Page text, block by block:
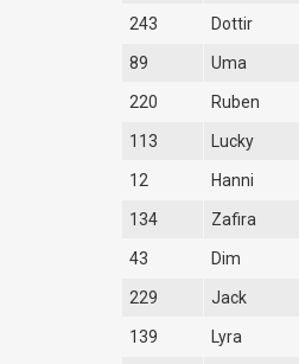
243 Dottir
89 Uma
220 Ruben
113 Lucky
12 Hanni
134 Zafira
43 Dim
229 Jack
139 Lyra